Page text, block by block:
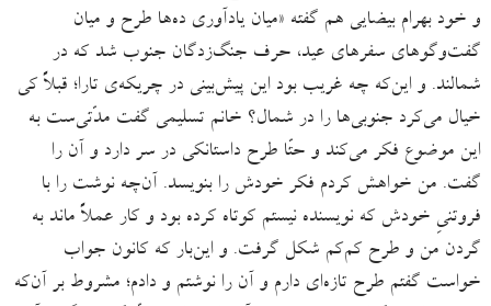
و خود بهرام بیضایی هم گفته «میان یادآوری ده‌ها طرح و میان
گفت‌وگوهای سفرهای عید، حرف جنگ‌زدگان جنوب شد که در
شمالند. و این‌که چه غریب بود این پیش‌بینی در چریکه‌ی تارا؛ قبلاً کی
خیال می‌کرد جنوبی‌ها را در شمال؟ خانم تسلیمی گفت مدّتی‌ست به
این موضوع فکر می‌کند و حتّا طرح داستانکی در سر دارد و آ‌ن ‌را
گفت. من خواهش کردم فکر خودش را بنویسد. آن‌چه نوشت را با
فروتنیِ خودش که نویسنده نیستم کوتاه کرده بود و کار عملاً ماند به
گردن من و طرح‌ کم‌کم شکل گرفت. و این‌بار که کانون جواب
خواست گفتم طرح تازه‌ای دارم و آن ‌را نوشتم و دادم؛ مشروط بر آن‌که